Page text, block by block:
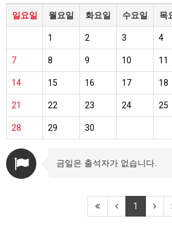
일요일 월요일 화요일 수요일 목
1 2 3 4
7 8 9 10 11
14 15 16 17 18
21 22 23 24 25
28 29 30
금일은 출석자가 없습니다.
1